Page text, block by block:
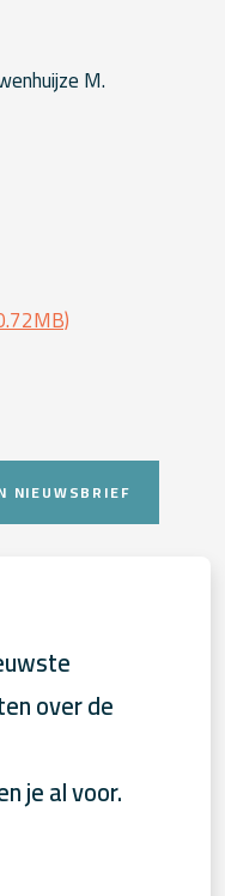
M.
NIEUWSBRIEF
over de
je al voor.